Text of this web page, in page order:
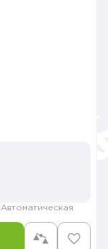
Автоматическая